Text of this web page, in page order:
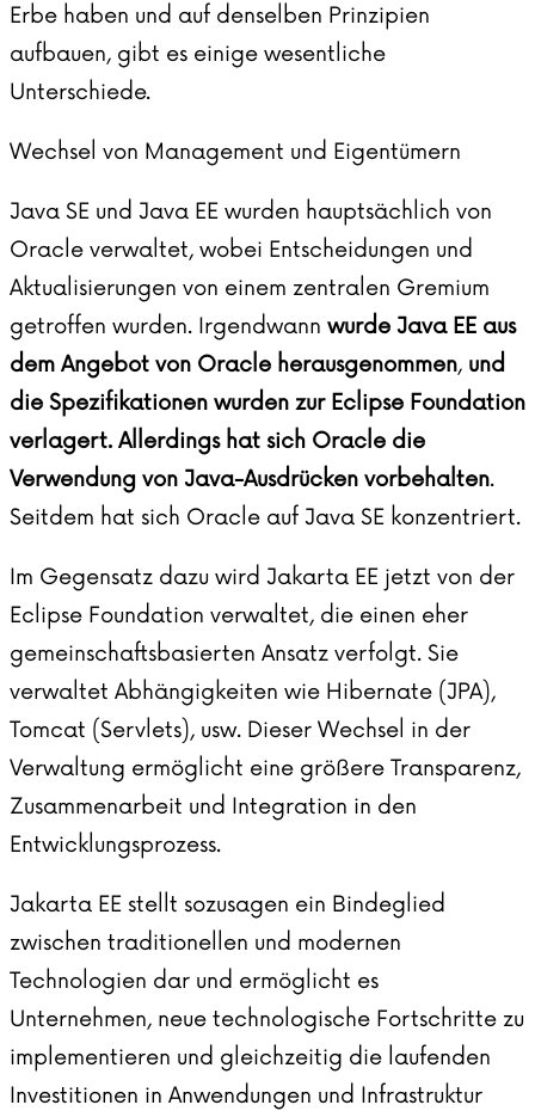
Erbe haben und auf denselben Prinzipien
aufbauen, gibt es einige wesentliche
Unterschiede.
Wechsel von Management und Eigentümern
Java SE und Java EE wurden hauptsächlich von
Oracle verwaltet, wobei Entscheidungen und
Aktualisierungen von einem zentralen Gremium
getroffen wurden. Irgendwann wurde Java EE aus
dem Angebot von Oracle herausgenommen, und
die Spezifikationen wurden zur Eclipse Foundation
verlagert. Allerdings hat sich Oracle die
Verwendung von Java-Ausdrücken vorbehalten.
Seitdem hat sich Oracle auf Java SE konzentriert.
Im Gegensatz dazu wird Jakarta EE jetzt von der
Eclipse Foundation verwaltet, die einen eher
gemeinschaftsbasierten Ansatz verfolgt. Sie
verwaltet Abhängigkeiten wie Hibernate (JPA),
Tomcat (Servlets), usw. Dieser Wechsel in der
Verwaltung ermöglicht eine größere Transparenz,
Zusammenarbeit und Integration in den
Entwicklungsprozess.
Jakarta EE stellt sozusagen ein Bindeglied
zwischen traditionellen und modernen
Technologien dar und ermöglicht es
Unternehmen, neue technologische Fortschritte zu
implementieren und gleichzeitig die laufenden
Investitionen in Anwendungen und Infrastruktur